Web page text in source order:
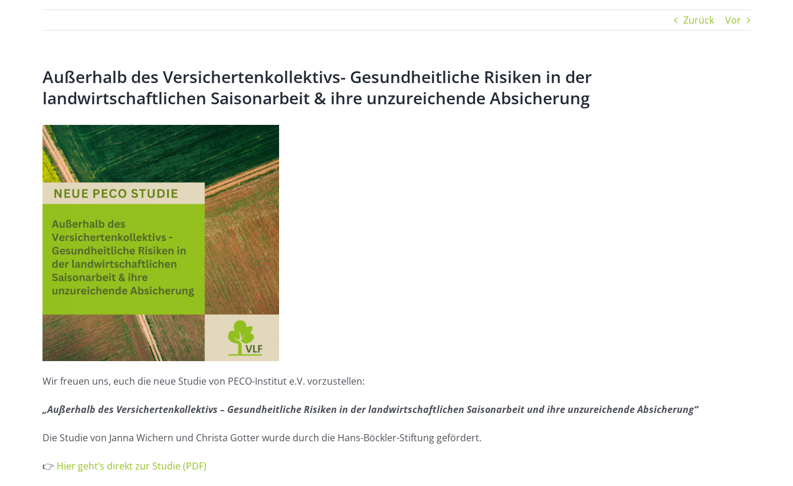
Zurück Vor
Außerhalb des Versichertenkollektivs- Gesundheitliche Risiken in der
landwirtschaftlichen Saisonarbeit & ihre unzureichende Absicherung
Wir freuen uns, euch die neue Studie von PECO-Institut e.V. vorzustellen:
„Außerhalb des Versichertenkollektivs – Gesundheitliche Risiken in der landwirtschaftlichen Saisonarbeit und ihre unzureichende Absicherung“
Die Studie von Janna Wichern und Christa Gotter wurde durch die Hans-Böckler-Stiftung gefördert.
👉 Hier geht’s direkt zur Studie (PDF)